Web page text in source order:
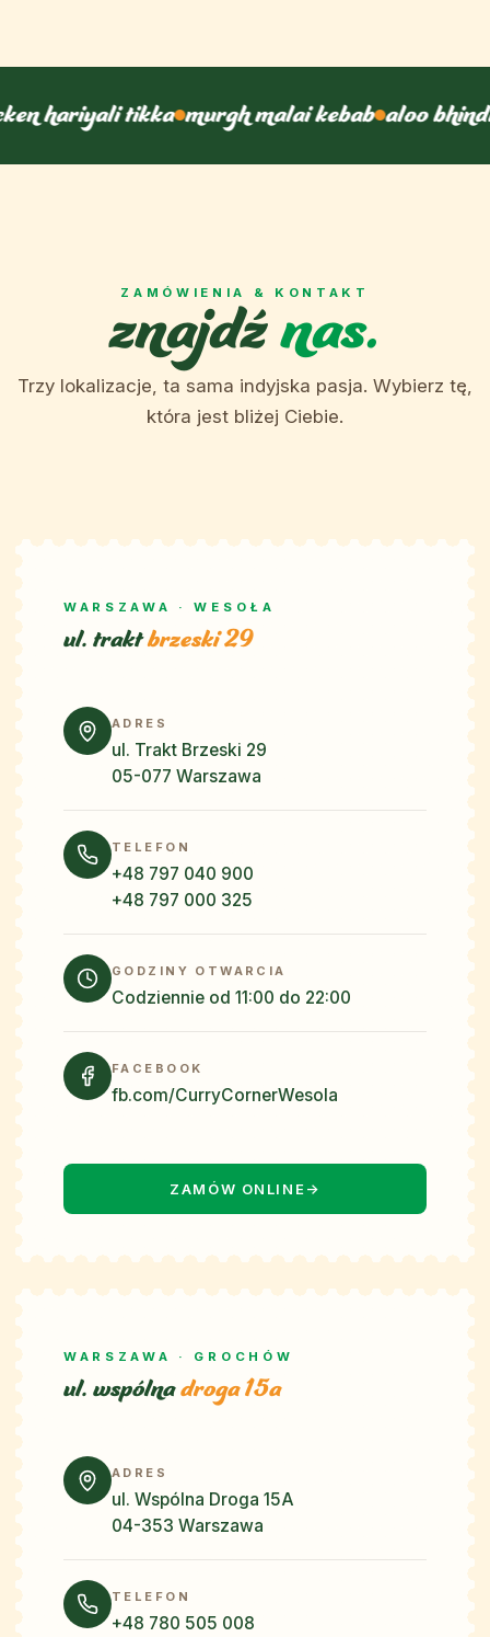
hariyali tikkamurgh malai kebabaloo
ZAMÓWIENIA & KONTAKT
znajdźnas.
Trzy lokalizacje, ta sama indyjska pasja. Wybierz tę,
która jest bliżej Ciebie.
WARSZAWA · WESOŁA
ul. traktbrzeski 29
ADRES
ul. Trakt Brzeski 29
05-077 Warszawa
TELEFON
+48 797 040 900
+48 797 000 325
GODZINY OTWARCIA
Codziennie od 11:00 do 22:00
FACEBOOK
fb.com/CurryCornerWesola
ZAMÓW ONLINE→
WARSZAWA · GROCHÓW
ul. wspólnadroga 15a
ADRES
ul. Wspólna Droga 15A
04-353 Warszawa
TELEFON
+48 780 505 008